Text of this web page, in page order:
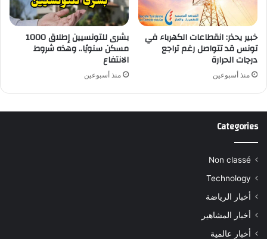
خبير يحذر: انقطاعات الكهرباء في
تونس قد تتواصل رغم تراجع
درجات الحرارة
منذ أسبوعين
بشرى للتونسيين إطلاق 1000
مسكن سنويًا.. وهذه شروط
الانتفاع
منذ أسبوعين
Categories
Non classé
Technology
أخبار الرياضة
أخبار المشاهير
أخبار عالمية